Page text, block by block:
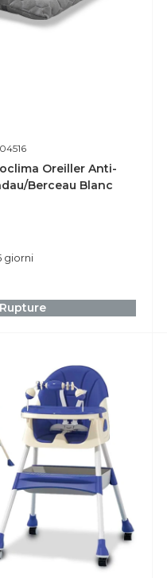
Oreiller Anti-
Berceau Blanc
giorni
Rupture